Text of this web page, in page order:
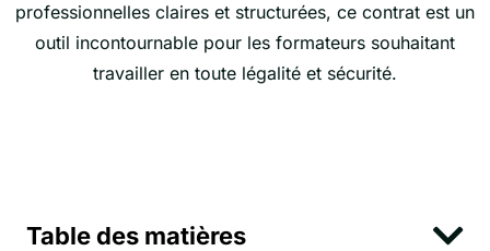
professionnelles claires et structurées, ce contrat est un
outil incontournable pour les formateurs souhaitant
travailler en toute légalité et sécurité.
Table des matières